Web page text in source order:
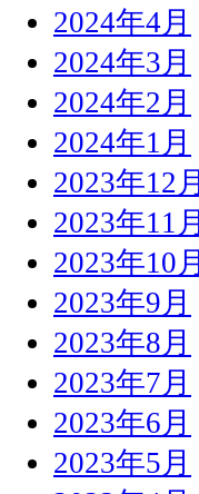
2024年4月
2024年3月
2024年2月
2024年1月
2023年12月
2023年11月
2023年10月
2023年9月
2023年8月
2023年7月
2023年6月
2023年5月